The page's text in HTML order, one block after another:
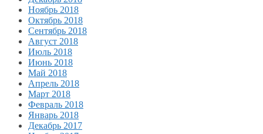
Ноябрь 2018
Октябрь 2018
Сентябрь 2018
Август 2018
Июль 2018
Июнь 2018
Май 2018
Апрель 2018
Март 2018
Февраль 2018
Январь 2018
Декабрь 2017